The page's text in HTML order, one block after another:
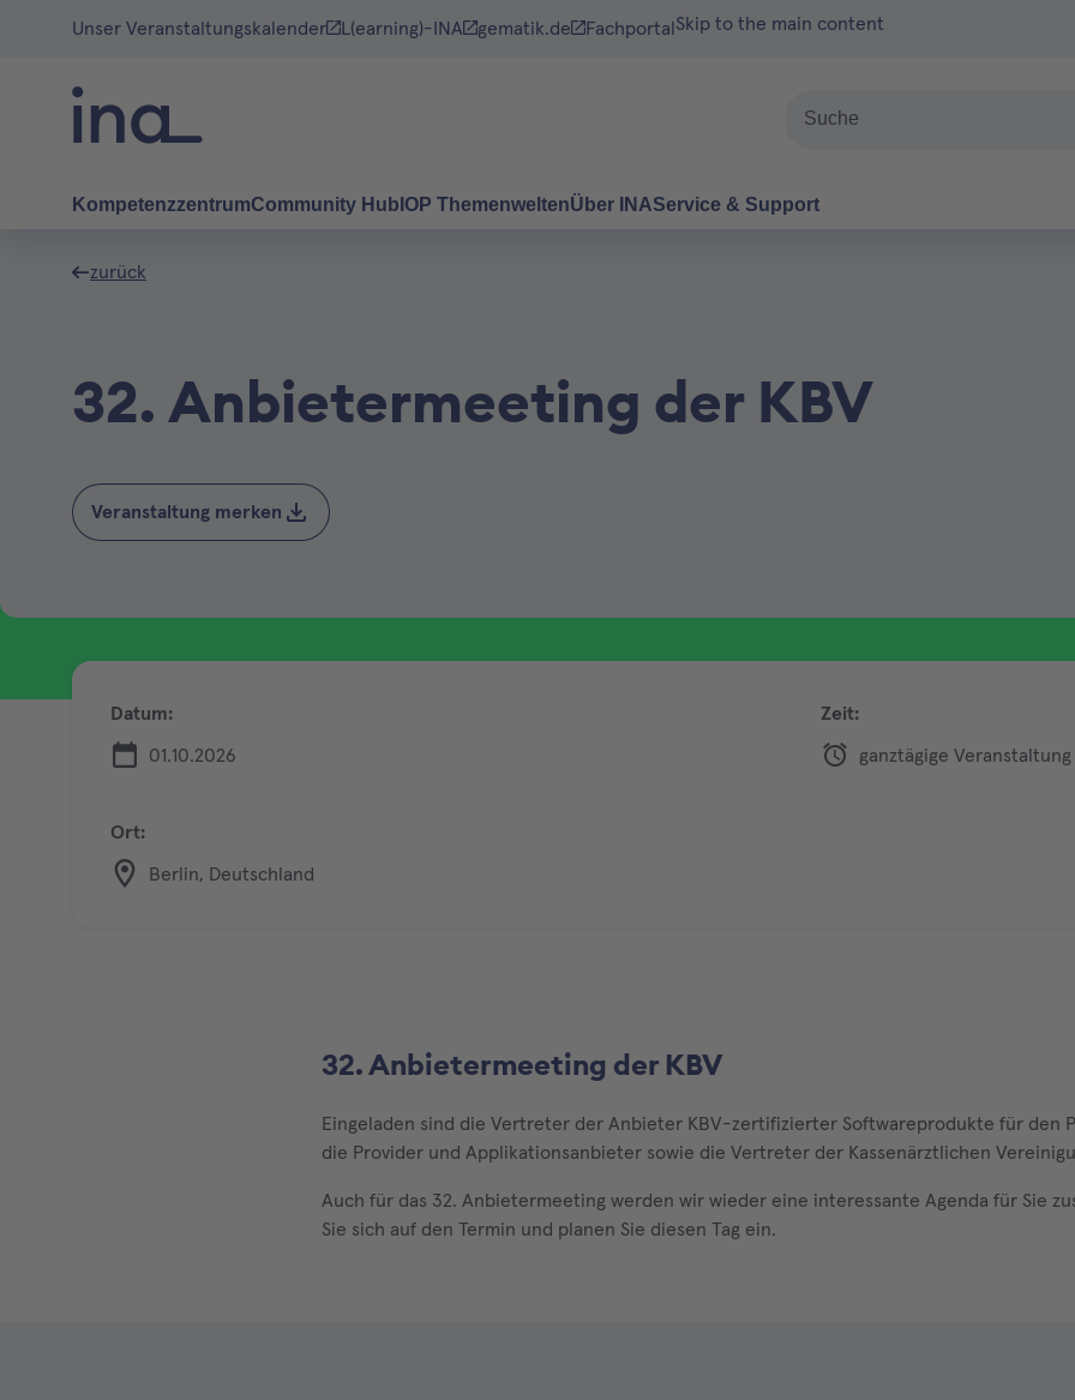
Unser Veranstaltungskalender L(earning)-INA gematik.de Fachportal Skip to the main content
Suche
KompetenzzentrumCommunity Hub IOP ThemenweltenÜber INAService & Support
zurück
32. Anbietermeeting der KBV
Veranstaltung merken
Datum:
01.10.2026
Zeit:
ganztägige Veranstaltung
Ort:
Berlin, Deutschland
32. Anbietermeeting der KBV
Eingeladen sind die Vertreter der Anbieter KBV-zertifizierter Softwareprodukte für den
die Provider und Applikationsanbieter sowie die Vertreter der Kassenärztlichen
Auch für das 32. Anbietermeeting werden wir wieder eine interessante Agenda für Sie
Sie sich auf den Termin und planen Sie diesen Tag ein.